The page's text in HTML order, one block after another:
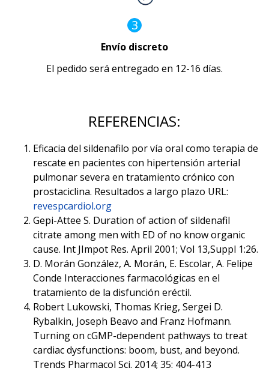
3
Envío discreto
El pedido será entregado en 12-16 días.
REFERENCIAS:
Eficacia del sildenafilo por vía oral como terapia de
rescate en pacientes con hipertensión arterial
pulmonar severa en tratamiento crónico con
prostaciclina. Resultados a largo plazo URL:
revespcardiol.org
Gepi-Attee S. Duration of action of sildenafil
citrate among men with ED of no know organic
cause. Int JImpot Res. April 2001; Vol 13,Suppl 1:26.
D. Morán González, A. Morán, E. Escolar, A. Felipe
Conde Interacciones farmacológicas en el
tratamiento de la disfunción eréctil.
Robert Lukowski, Thomas Krieg, Sergei D.
Rybalkin, Joseph Beavo and Franz Hofmann.
Turning on cGMP-dependent pathways to treat
cardiac dysfunctions: boom, bust, and beyond.
Trends Pharmacol Sci. 2014; 35: 404-413